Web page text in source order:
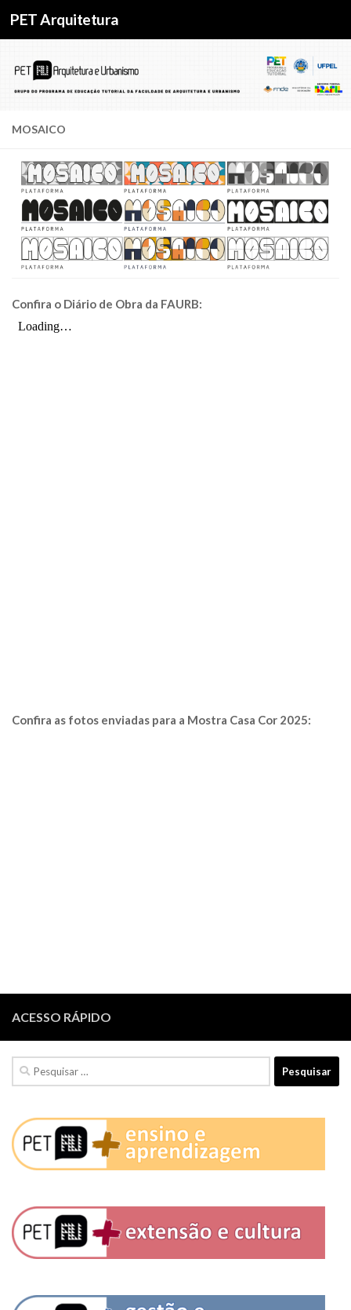
Skip to content
PET Arquitetura
MOSAICO
Confira o Diário de Obra da FAURB:
Confira as fotos enviadas para a Mostra Casa Cor 2025:
ACESSO RÁPIDO
Pesquisar
por: